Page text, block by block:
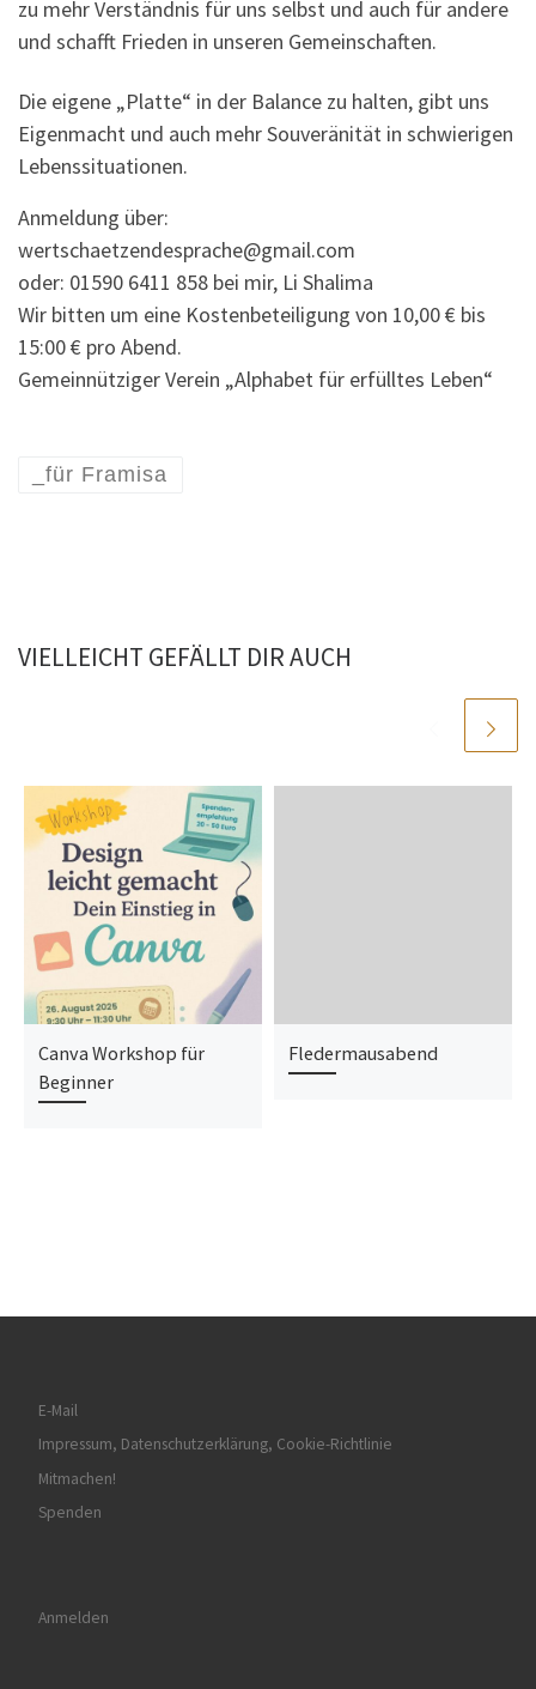
zu mehr Verständnis für uns selbst und auch für andere
und schafft Frieden in unseren Gemeinschaften.
Die eigene „Platte“ in der Balance zu halten, gibt uns
Eigenmacht und auch mehr Souveränität in schwierigen
Lebenssituationen.
Anmeldung über:
wertschaetzendesprache@gmail.com
oder: 01590 6411 858 bei mir, Li Shalima
Wir bitten um eine Kostenbeteiligung von 10,00 € bis
15:00 € pro Abend.
Gemeinnütziger Verein „Alphabet für erfülltes Leben“
_für Framisa
VIELLEICHT GEFÄLLT DIR AUCH
Canva Workshop für
Beginner
Fledermausabend
E-Mail
Impressum, Datenschutzerklärung, Cookie-Richtlinie
Mitmachen!
Spenden
Anmelden